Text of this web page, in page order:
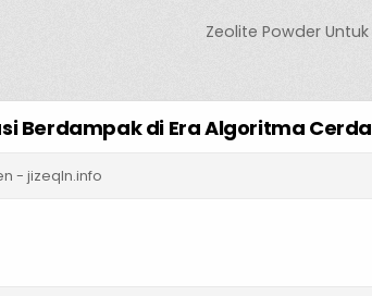
Zeolite Powder
Berdampak di Era Algoritma
- jizeqln.info